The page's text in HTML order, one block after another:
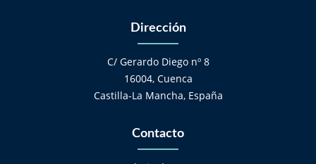
Dirección
C/ Gerardo Diego nº 8
16004, Cuenca
Castilla-La Mancha, España
Contacto